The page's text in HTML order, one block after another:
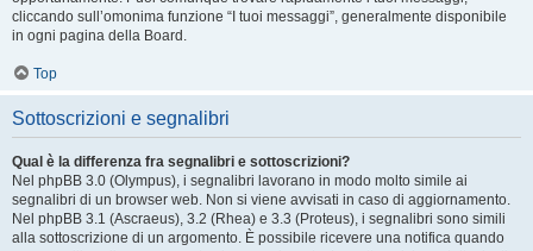
cliccando sull’omonima funzione “I tuoi messaggi”, generalmente disponibile
in ogni pagina della Board.
Top
Sottoscrizioni e segnalibri
Qual è la differenza fra segnalibri e sottoscrizioni?
Nel phpBB 3.0 (Olympus), i segnalibri lavorano in modo molto simile ai
segnalibri di un browser web. Non si viene avvisati in caso di aggiornamento.
Nel phpBB 3.1 (Ascraeus), 3.2 (Rhea) e 3.3 (Proteus), i segnalibri sono simili
alla sottoscrizione di un argomento. È possibile ricevere una notifica quando